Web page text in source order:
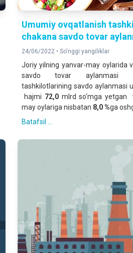
Umumiy ovqatlanish
chakana savdo tovar
24/06/2022 • So'nggi yangiliklar
Joriy yilning yanvar-may
savdo tovar aylanmasi
tashkilotlarining savdo aylanmasi
hajmi 72,0 mlrd so‘mga yetgan
may oylariga nisbatan 8,0 %ga
Batafsil ...